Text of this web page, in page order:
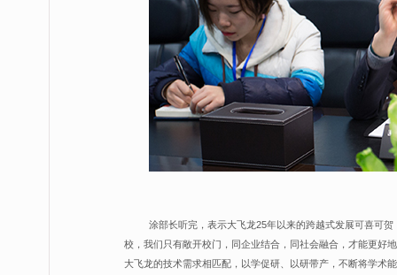
涂部长听完，表示大飞龙25年以来的跨越式发展可喜可
校，我们只有敞开校门，同企业结合，同社会融合，才能更好
大飞龙的技术需求相匹配，以学促研、以研带产，不断将学术